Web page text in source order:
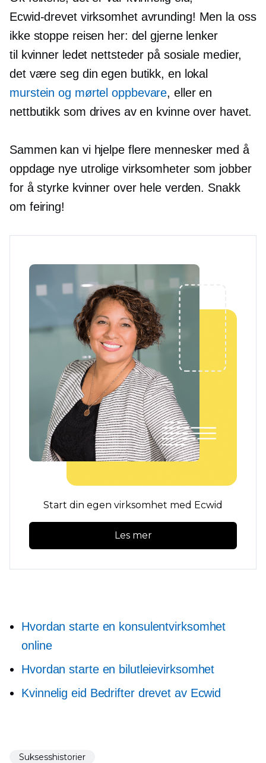
Ecwid-drevetvirksomhet avrunding! Men la oss
ikke stoppe reisen her: del gjerne lenker
til kvinner ledet nettsteder på sosiale medier,
det være seg din egen butikk, en lokal
murstein og mørtel oppbevare, eller en
nettbutikk som drives av en kvinne over havet.
Sammen kan vi hjelpe flere mennesker med å
oppdage nye utrolige virksomheter som jobber
for å styrke kvinner over hele verden. Snakk
om feiring!
Start din egen virksomhet med Ecwid
Les mer
Hvordan starte en konsulentvirksomhet
online
Hvordan starte en bilutleievirksomhet
Kvinnelig eid Bedrifter drevet av Ecwid
Suksesshistorier